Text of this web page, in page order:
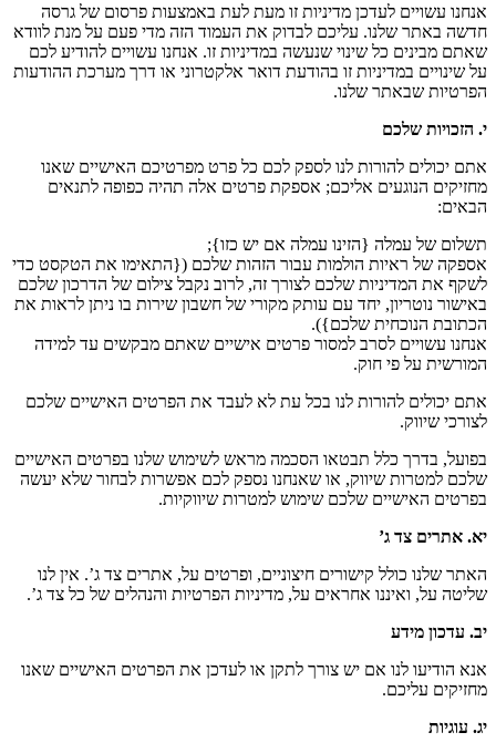
אנחנו עשויים לעדכן מדיניות זו מעת לעת באמצעות פרסום של גרסה
חדשה באתר שלנו. עליכם לבדוק את העמוד הזה מדי פעם על מנת לוודא
שאתם מבינים כל שינוי שנעשה במדיניות זו. אנחנו עשויים להודיע לכם
על שינויים במדיניות זו בהודעת דואר אלקטרוני או דרך מערכת ההודעות
הפרטיות שבאתר שלנו.
י. הזכויות שלכם
אתם יכולים להורות לנו לספק לכם כל פרט מפרטיכם האישיים שאנו
מחזיקים הנוגעים אליכם; אספקת פרטים אלה תהיה כפופה לתנאים
הבאים:
תשלום של עמלה {הזינו עמלה אם יש כזו};
אספקה של ראיות הולמות עבור הזהות שלכם ({התאימו את הטקסט כדי
לשקף את המדיניות שלכם לצורך זה, לרוב נקבל צילום של הדרכון שלכם
באישור נוטריון, יחד עם עותק מקורי של חשבון שירות בו ניתן לראות את
הכתובת הנוכחית שלכם}).
אנחנו עשויים לסרב למסור פרטים אישיים שאתם מבקשים עד למידה
המורשית על פי חוק.
אתם יכולים להורות לנו בכל עת לא לעבד את הפרטים האישיים שלכם
לצורכי שיווק.
בפועל, בדרך כלל תבטאו הסכמה מראש לשימוש שלנו בפרטים האישיים
שלכם למטרות שיווק, או שאנחנו נספק לכם אפשרות לבחור שלא יעשה
בפרטים האישיים שלכם שימוש למטרות שיווקיות.
יא. אתרים צד ג’
האתר שלנו כולל קישורים חיצוניים, ופרטים על, אתרים צד ג’. אין לנו
שליטה על, ואיננו אחראים על, מדיניות הפרטיות והנהלים של כל צד ג’.
יב. עדכון מידע
אנא הודיעו לנו אם יש צורך לתקן או לעדכן את הפרטים האישיים שאנו
מחזיקים עליכם.
יג. עוגיות